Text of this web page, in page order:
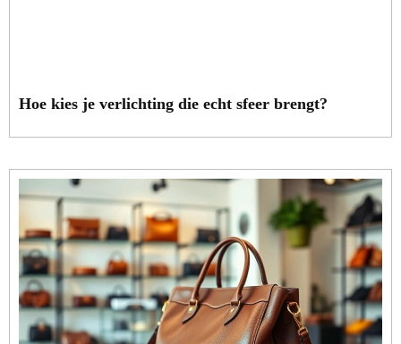
Hoe kies je verlichting die echt sfeer brengt?